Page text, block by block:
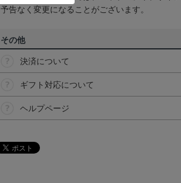
予告なく変更になることがございます。
その他
決済について
ギフト対応について
ヘルプページ